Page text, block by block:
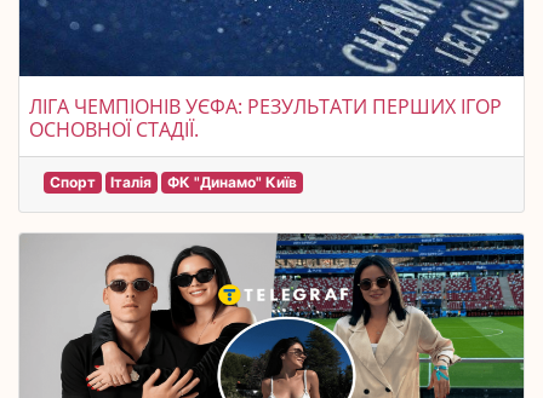
ЛІГА ЧЕМПІОНІВ УЄФА: РЕЗУЛЬТАТИ ПЕРШИХ ІГОР
ОСНОВНОЇ СТАДІЇ.
Спорт Італія ФК "Динамо" Київ